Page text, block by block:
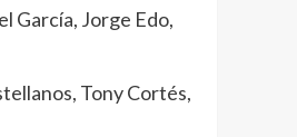
García, Jorge Edo,
Tony Cortés,